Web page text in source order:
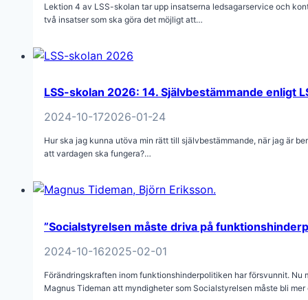
Lektion 4 av LSS-skolan tar upp insatserna ledsagarservice och
två insatser som ska göra det möjligt att…
LSS-skolan 2026: 14. Självbestämmande enligt
2024-10-172026-01-24
Hur ska jag kunna utöva min rätt till självbestämmande, när jag är
att vardagen ska fungera?…
”Socialstyrelsen måste driva på
2024-10-162025-02-01
Förändringskraften inom funktionshinderpolitiken har försvunnit. Nu
Magnus Tideman att myndigheter som Socialstyrelsen måste bli